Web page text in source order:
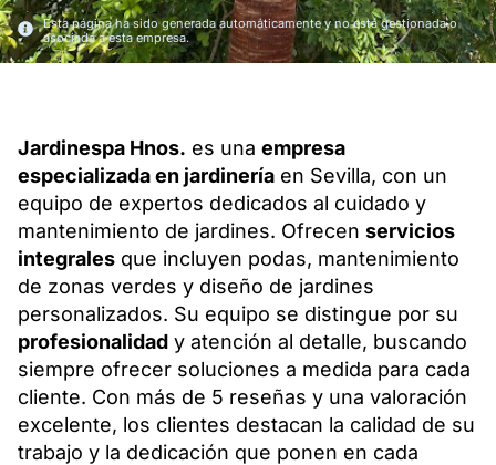
Esta página ha sido generada automáticamente y no está gestionada o
asociada a esta empresa.
Jardinespa Hnos. es una empresa
especializada en jardinería en Sevilla, con un
equipo de expertos dedicados al cuidado y
mantenimiento de jardines. Ofrecen servicios
integrales que incluyen podas, mantenimiento
de zonas verdes y diseño de jardines
personalizados. Su equipo se distingue por su
profesionalidad y atención al detalle, buscando
siempre ofrecer soluciones a medida para cada
cliente. Con más de 5 reseñas y una valoración
excelente, los clientes destacan la calidad de su
trabajo y la dedicación que ponen en cada